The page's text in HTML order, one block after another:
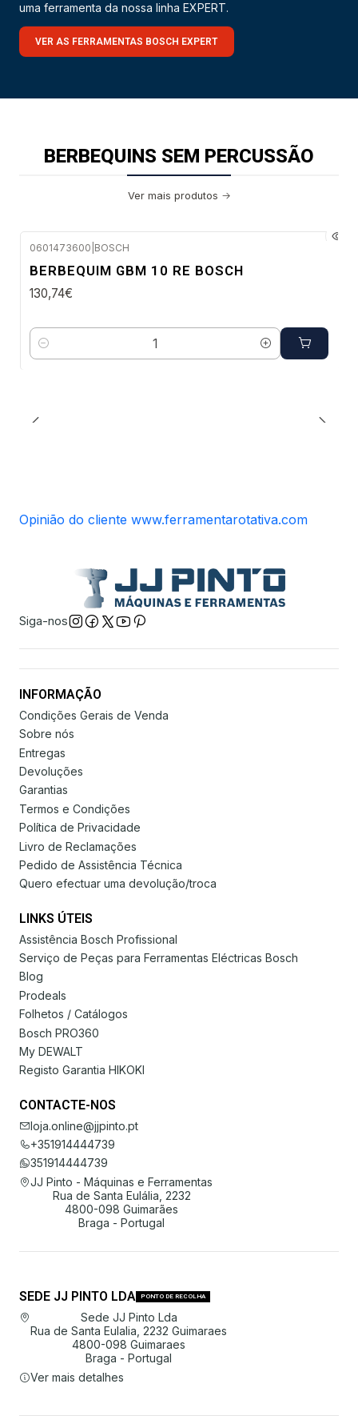
uma ferramenta da nossa linha EXPERT.
VER AS FERRAMENTAS BOSCH EXPERT
BERBEQUINS SEM PERCUSSÃO
Ver mais produtos
0601473600 BOSCH
BERBEQUIM GBM 10 RE BOSCH
130,74€
Quantidade
Opinião do cliente www.ferramentarotativa.com
Siga-nos
INFORMAÇÃO
Condições Gerais de Venda
Sobre nós
Entregas
Devoluções
Garantias
Termos e Condições
Política de Privacidade
Livro de Reclamações
Pedido de Assistência Técnica
Quero efectuar uma devolução/troca
LINKS ÚTEIS
Assistência Bosch Profissional
Serviço de Peças para Ferramentas Eléctricas Bosch
Blog
Prodeals
Folhetos / Catálogos
Bosch PRO360
My DEWALT
Registo Garantia HIKOKI
CONTACTE-NOS
loja.online@jjpinto.pt
+351914444739
351914444739
JJ Pinto - Máquinas e Ferramentas
Rua de Santa Eulália, 2232
4800-098 Guimarães
Braga - Portugal
SEDE JJ PINTO LDA PONTO DE RECOLHA
Sede JJ Pinto Lda
Rua de Santa Eulalia, 2232 Guimaraes
4800-098 Guimaraes
Braga - Portugal
Ver mais detalhes